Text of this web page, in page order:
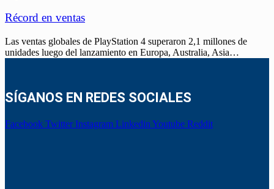
Récord en ventas
Las ventas globales de PlayStation 4 superaron 2,1 millones de
unidades luego del lanzamiento en Europa, Australia, Asia…
SÍGANOS EN REDES SOCIALES
Facebook Twitter Instagram Linkedin Youtube Reddit